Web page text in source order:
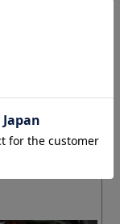
って糸から縫
の技術を持つ
のもありま